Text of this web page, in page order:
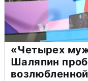
«Четырех
Шаляпин
возлюбленной